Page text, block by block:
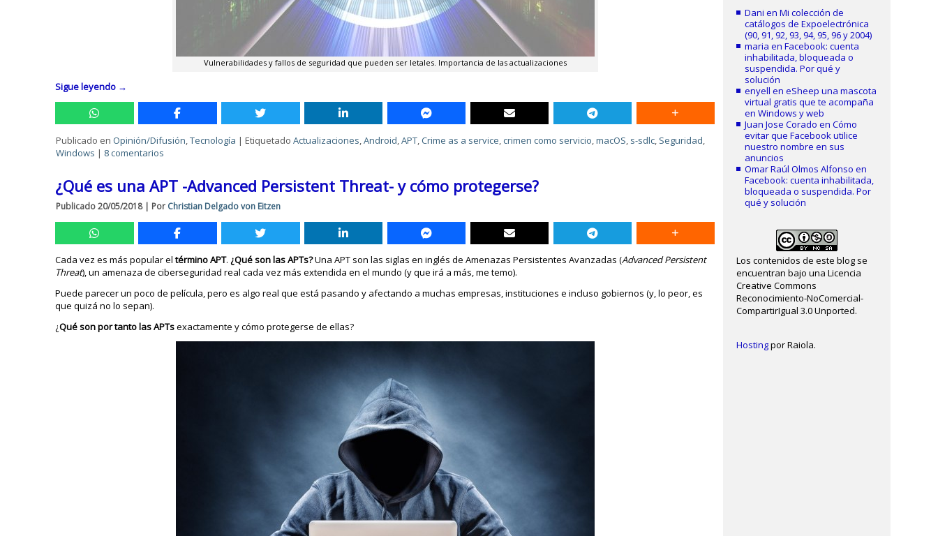
Vulnerabilidades y fallos de seguridad que pueden ser letales. Importancia de las actualizaciones
Sigue leyendo →
Publicado en Opinión/Difusión,Tecnología |Etiquetado Actualizaciones,Android,APT,Crime as a service,crimen como servicio,macOS, s-sdlc, Seguridad,
Windows | 8 comentarios
¿Qué es una APT -Advanced Persistent Threat- y cómo protegerse?
Publicado20/05/2018| Por Christian Delgado von Eitzen
Cada vez es más popular eltérmino APT. ¿Qué son las APTs?Una APT son las siglas en inglés de Amenazas Persistentes Avanzadas (Advanced Persistent
Threat), un amenaza de ciberseguridad real cada vez más extendida en el mundo (y que irá a más, me temo).
Puede parecer un poco de película, pero es algo real que está pasando y afectando a muchas empresas, instituciones e incluso gobiernos (y, lo peor, es
que quizá no lo sepan).
¿Qué son por tanto las APTsexactamente y cómo protegerse de ellas?
Dani enMi colección de
catálogos de Expoelectrónica
(90, 91, 92, 93, 94, 95, 96 y 2004)
maria enFacebook: cuenta
inhabilitada, bloqueada o
suspendida. Por qué y
solución
enyell eneSheep una mascota
virtual gratis que te acompaña
en Windows y web
Juan Jose Corado enCómo
evitar que Facebook utilice
nuestro nombre en sus
anuncios
Omar Raúl Olmos Alfonso en
Facebook: cuenta inhabilitada,
bloqueada o suspendida. Por
qué y solución
Los contenidos de este blog se
encuentran bajo una Licencia
Creative Commons
Reconocimiento-NoComercial-
CompartirIgual 3.0 Unported.
Hostingpor Raiola.